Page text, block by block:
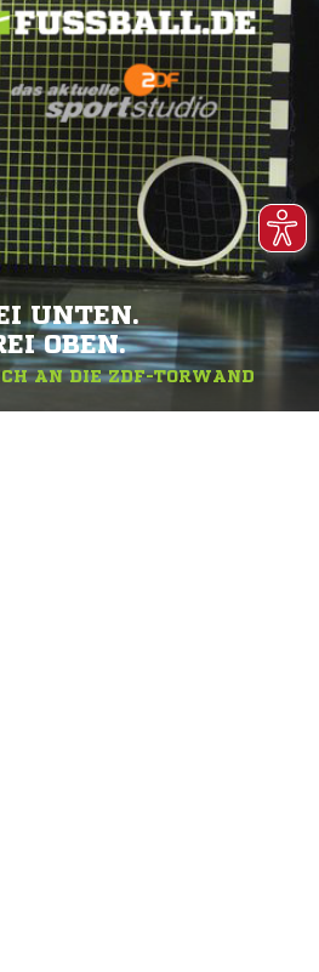
UNTEN.
OBEN.
AN DIE ZDF-TORWAND